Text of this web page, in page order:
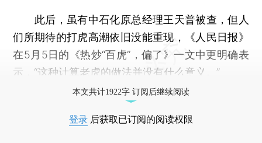
此后，虽有中石化原总经理王天普被查，但人
们所期待的打虎高潮依旧没能重现，《人民日报》
在5月5日的《热炒“百虎”，偏了》一文中更明确表
示，“这种计算老虎的做法并没有什么意义。”
本文共计1922字 订阅后继续阅读
登录 后获取已订阅的阅读权限